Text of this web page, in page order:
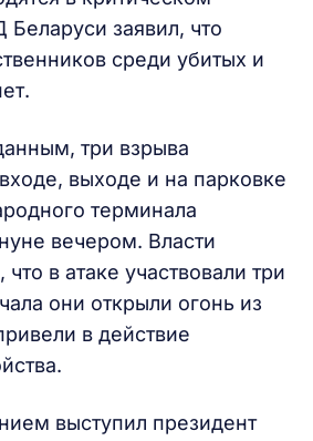
заявил, что
среди убитых и
три взрыва
выходе и на парковке
терминала
вечером. Власти
в атаке участвовали три
они открыли огонь из
в действие
выступил президент